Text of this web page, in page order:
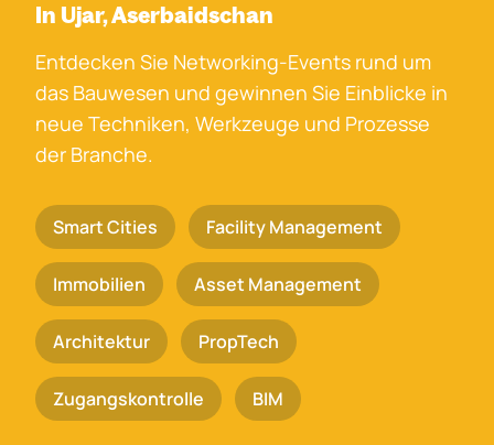
In Ujar, Aserbaidschan
Entdecken Sie Networking-Events rund um
das Bauwesen und gewinnen Sie Einblicke in
neue Techniken, Werkzeuge und Prozesse
der Branche.
Smart Cities Facility Management
Immobilien Asset Management
Architektur PropTech
Zugangskontrolle BIM